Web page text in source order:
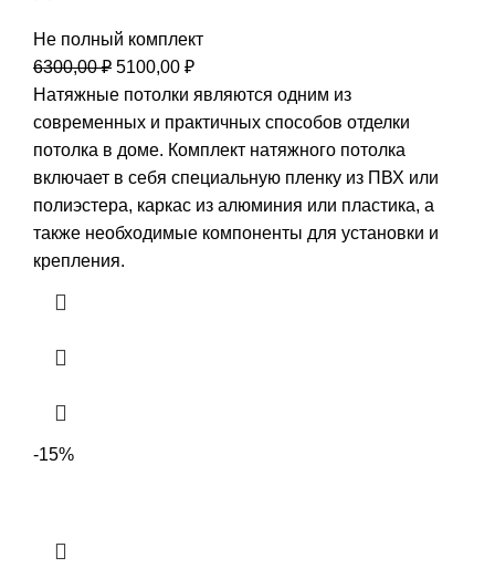
Не полный комплект
6300,00₽ Первоначальная
цена
составляла
6300,00 ₽.
5100,00 ₽Текущая
цена:
5100,00 ₽.
Натяжные потолки являются одним из
современных и практичных способов отделки
потолка в доме. Комплект натяжного потолка
включает в себя специальную пленку из ПВХ или
полиэстера, каркас из алюминия или пластика, а
также необходимые компоненты для установки и
крепления.
-15%